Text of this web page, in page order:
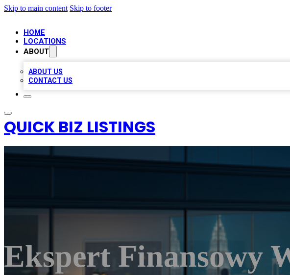
Skip to main content Skip to footer
HOME
LOCATIONS
ABOUT
ABOUT US
CONTACT US
QUICK BIZ LISTINGS
Ekspert Finansowy